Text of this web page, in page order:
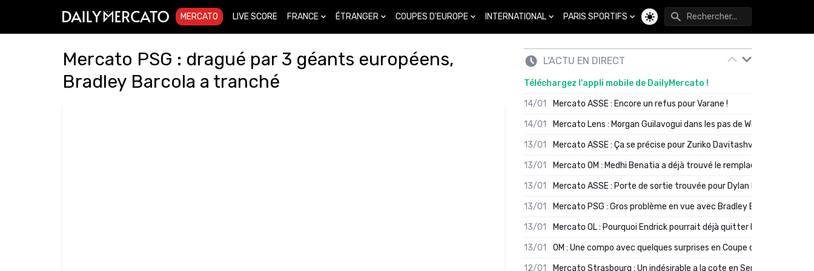
MERCATO LIVE SCORE FRANCE ÉTRANGER COUPES D'EUROPE INTERNATIONAL PARIS SPORTIFS
Changer de thème
Mercato PSG : dragué par 3 géants européens,
Bradley Barcola a tranché
L'ACTU EN DIRECT
Téléchargez l'appli mobile de DailyMercato !
14/01
Mercato ASSE : Encore un refus pour Varane !
14/01
Mercato Lens : Morgan Guilavogui dans les pas de Will Still ?
13/01
Mercato ASSE : Ça se précise pour Zuriko Davitashvili
13/01
Mercato OM : Medhi Benatia a déjà trouvé le remplaçant de Robinio
13/01
Mercato ASSE : Porte de sortie trouvée pour Dylan Batubinsika
13/01
Mercato PSG : Gros problème en vue avec Bradley Barcola ?
13/01
Mercato OL : Pourquoi Endrick pourrait déjà quitter Lyon en janvier
13/01
OM : Une compo avec quelques surprises en Coupe de France
12/01
Mercato Strasbourg : Un indésirable a la cote en Serie A